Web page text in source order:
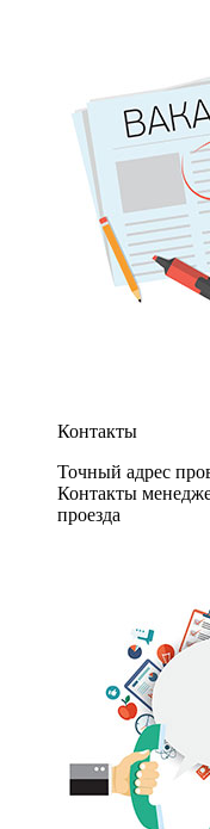
Контакты
Точный адрес
Контакты
проезда